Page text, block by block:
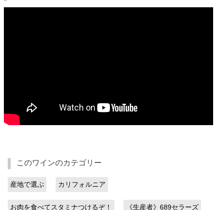
このワインのカテゴリー
産地で選ぶ カリフォルニア
お肉を食べてスタミナつけるぞ！ 《生産者》689セラーズ